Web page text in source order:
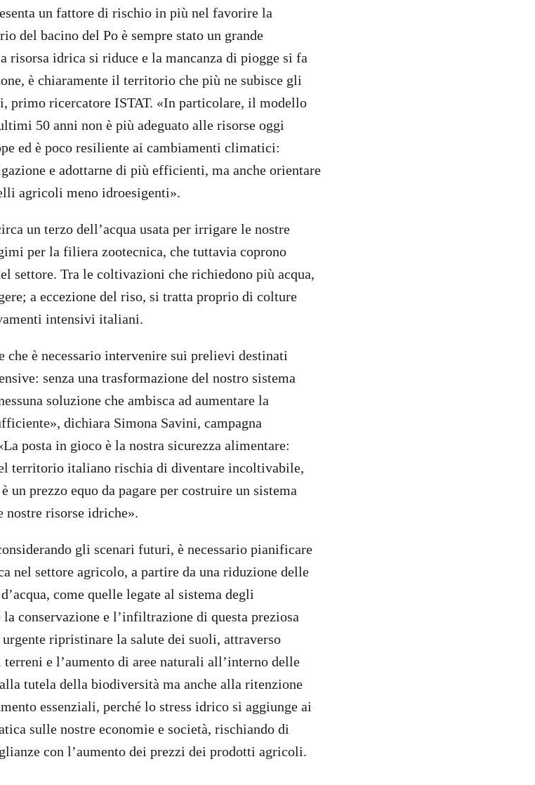
un fattore di rischio in più nel favorire la
del bacino del Po è sempre stato un grande
risorsa idrica si riduce e la mancanza di piogge si fa
è chiaramente il territorio che più ne subisce gli
primo ricercatore ISTAT. «In particolare, il modello
50 anni non è più adeguato alle risorse oggi
ed è poco resiliente ai cambiamenti climatici:
e adottarne di più efficienti, ma anche orientare
agricoli meno idroesigenti».
un terzo dell’acqua usata per irrigare le nostre
per la filiera zootecnica, che tuttavia coprono
settore. Tra le coltivazioni che richiedono più acqua,
a eccezione del riso, si tratta proprio di colture
intensivi italiani.
che è necessario intervenire sui prelievi destinati
senza una trasformazione del nostro sistema
soluzione che ambisca ad aumentare la
dichiara Simona Savini, campagna
posta in gioco è la nostra sicurezza alimentare:
territorio italiano rischia di diventare incoltivabile,
un prezzo equo da pagare per costruire un sistema
risorse idriche».
gli scenari futuri, è necessario pianificare
nel settore agricolo, a partire da una riduzione delle
come quelle legate al sistema degli
conservazione e l’infiltrazione di questa preziosa
ripristinare la salute dei suoli, attraverso
e l’aumento di aree naturali all’interno delle
tutela della biodiversità ma anche alla ritenzione
essenziali, perché lo stress idrico si aggiunge ai
sulle nostre economie e società, rischiando di
con l’aumento dei prezzi dei prodotti agricoli.